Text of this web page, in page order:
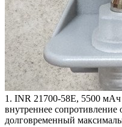
1. INR 21700-58Е, 5500 мАч
внутреннее
долговременный